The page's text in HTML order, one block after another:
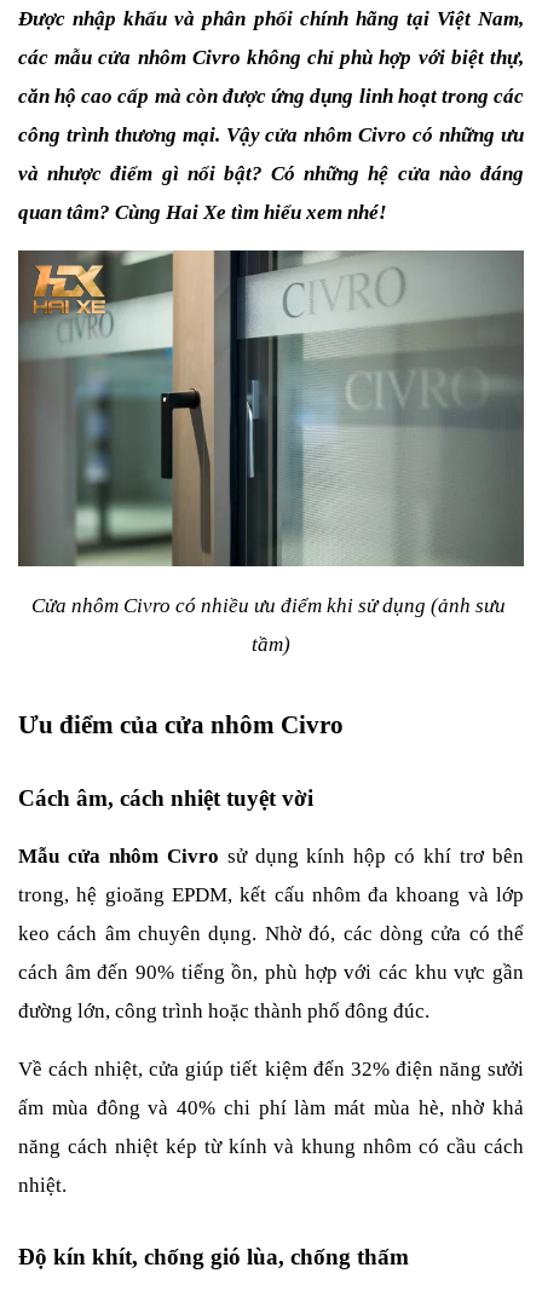
Được nhập khẩu và phân phối chính hãng tại Việt Nam,
các mẫu cửa nhôm Civro không chỉ phù hợp với biệt thự,
căn hộ cao cấp mà còn được ứng dụng linh hoạt trong các
công trình thương mại. Vậy cửa nhôm Civro có những ưu
và nhược điểm gì nổi bật? Có những hệ cửa nào đáng
quan tâm? Cùng Hai Xe tìm hiểu xem nhé!
Cửa nhôm Civro có nhiều ưu điểm khi sử dụng (ảnh sưu
tầm)
Ưu điểm của cửa nhôm Civro
Cách âm, cách nhiệt tuyệt vời
Mẫu cửa nhôm Civro sử dụng kính hộp có khí trơ bên
trong, hệ gioăng EPDM, kết cấu nhôm đa khoang và lớp
keo cách âm chuyên dụng. Nhờ đó, các dòng cửa có thể
cách âm đến 90% tiếng ồn, phù hợp với các khu vực gần
đường lớn, công trình hoặc thành phố đông đúc.
Về cách nhiệt, cửa giúp tiết kiệm đến 32% điện năng sưởi
ấm mùa đông và 40% chi phí làm mát mùa hè, nhờ khả
năng cách nhiệt kép từ kính và khung nhôm có cầu cách
nhiệt.
Độ kín khít, chống gió lùa, chống thấm